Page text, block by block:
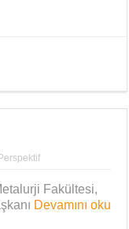
Perspektif
Fakültesi,
Devamını oku